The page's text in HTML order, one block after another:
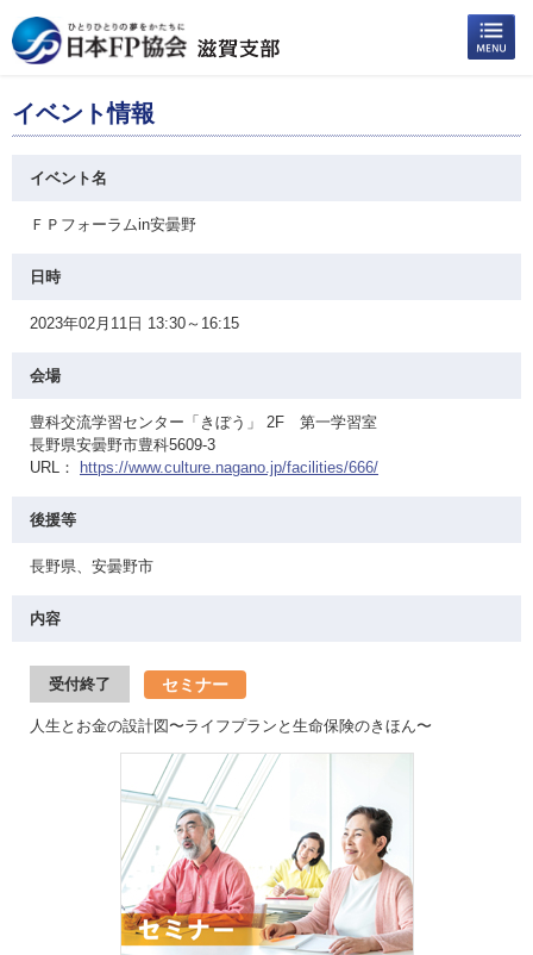
イベント情報
イベント名
ＦＰフォーラムin安曇野
日時
2023年02月11日 13:30～16:15
会場
豊科交流学習センター「きぼう」 2F 第一学習室
長野県安曇野市豊科5609-3
URL：
https://www.culture.nagano.jp/facilities/666/
後援等
長野県、安曇野市
内容
受付終了 セミナー
人生とお金の設計図〜ライフプランと生命保険のきほん〜